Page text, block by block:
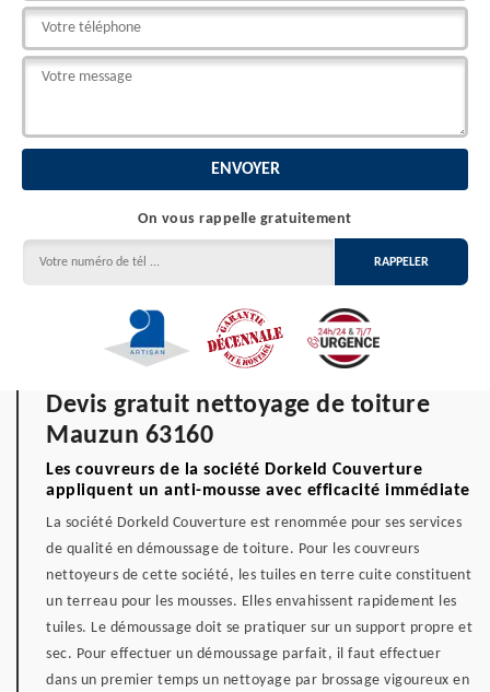
On vous rappelle gratuitement
Devis gratuit nettoyage de toiture
Mauzun 63160
Les couvreurs de la société Dorkeld Couverture
appliquent un anti-mousse avec efficacité immédiate
La société Dorkeld Couverture est renommée pour ses services
de qualité en démoussage de toiture. Pour les couvreurs
nettoyeurs de cette société, les tuiles en terre cuite constituent
un terreau pour les mousses. Elles envahissent rapidement les
tuiles. Le démoussage doit se pratiquer sur un support propre et
sec. Pour effectuer un démoussage parfait, il faut effectuer
dans un premier temps un nettoyage par brossage vigoureux en